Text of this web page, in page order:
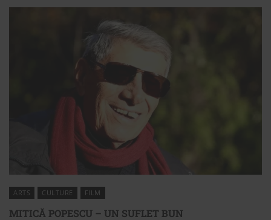
ARTS CULTURE FILM
MITICĂ POPESCU – UN SUFLET BUN